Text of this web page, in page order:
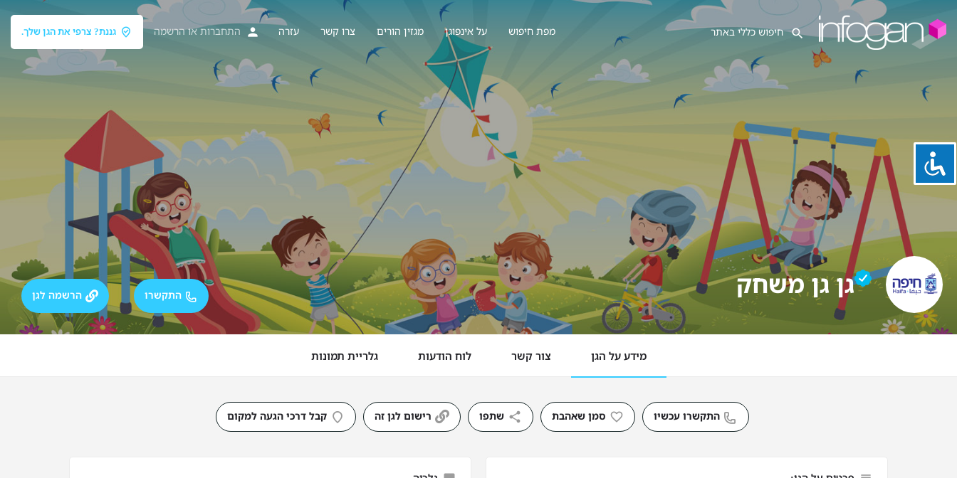
מפת חיפוש על אינפוגן מגזין הורים צרו קשר עזרה התחברות או הרשמה גננת? צרפי את הגן שלך.
גן גן משחק התקשרו הרשמה לגן
מידע על הגן צור קשר לוח הודעות גלריית תמונות
התקשרו עכשיו סמן שאהבת שתפו רישום לגן זה קבל דרכי הגעה למקום